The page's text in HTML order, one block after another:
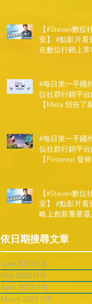
【#Steven數位
室】 #點影片看
在數位行銷上常
#每日第一手國
位社群行銷
【Meta 預告了
#每日第一手國
位社群行銷平
【Pinterest 發
【#Steven數位
室】 #點影片看
略上創新重要還
依日期搜尋文章
June 2023 (12)
May 2023 (17)
April 2023 (14)
March 2023 (14)